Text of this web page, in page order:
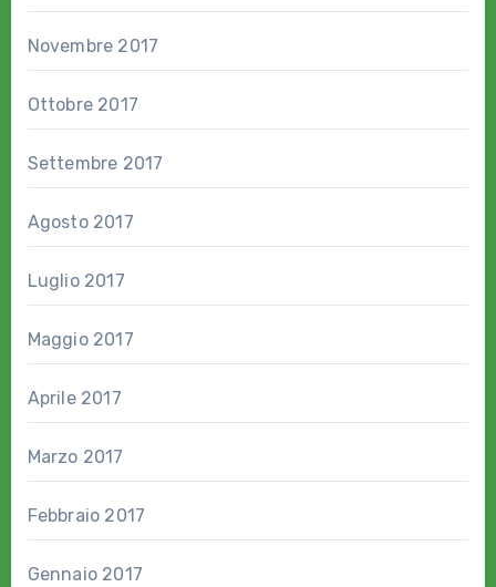
Novembre 2017
Ottobre 2017
Settembre 2017
Agosto 2017
Luglio 2017
Maggio 2017
Aprile 2017
Marzo 2017
Febbraio 2017
Gennaio 2017